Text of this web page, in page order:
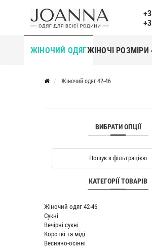
ЖІНОЧИЙ ОДЯГЖІНОЧІ РОЗМІРИ
Жіночий одяг 42-46
ВИБРАТИ ОПЦІЇ
Пошук з фільтрацією
КАТЕГОРІЇ ТОВАРІВ
Жіночий одяг 42-46
Сукні
Вечірні сукні
Короткі та міді
Весняно-осінні